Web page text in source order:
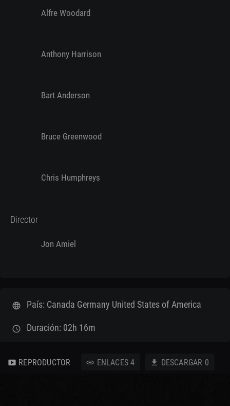
Alfre Woodard
Anthony Harrison
Bart Anderson
Bruce Greenwood
Chris Humphreys
Director
Jon Amiel
language País: Canada Germany United States of America
schedule Duración: 02h 16m
smart_display REPRODUCTOR link ENLACES4 download DESCARGAR 0